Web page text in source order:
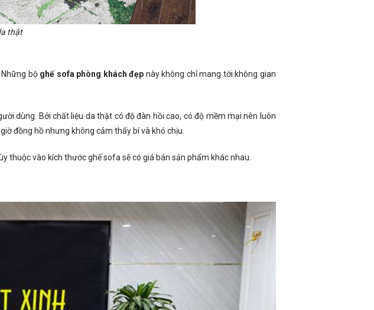
thật
bộ ghế sofa phòng khách đẹp này không chỉ mang tới không gian
dùng. Bởi chất liệu da thật có độ đàn hồi cao, có độ mềm mại nên luôn
đồng hồ nhưng không cảm thấy bí và khó chịu.
thuộc vào kích thước ghế sofa sẽ có giá bán sản phẩm khác nhau.